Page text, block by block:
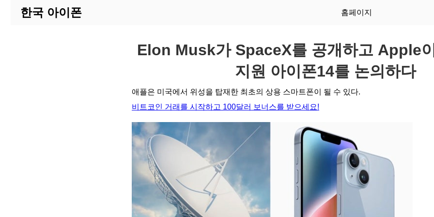
한국 아이폰 홈페이지
Elon Musk가 SpaceX를 공개하고 Apple
지원 아이폰14를 논의하다
애플은 미국에서 위성을 탑재한 최초의 상용 스마트폰이 될 수 있다.
비트코인 거래를 시작하고 100달러 보너스를 받으세요!